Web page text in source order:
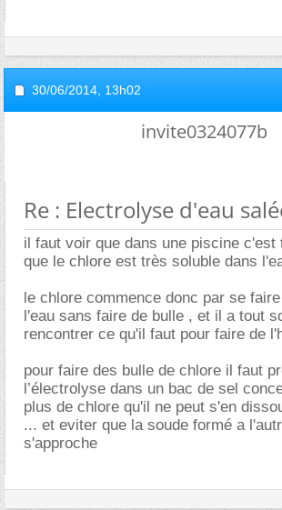
30/06/2014, 13h02
invite0324077b
Re : Electrolyse d'eau
il faut voir que dans une piscine c'est
que le chlore est très soluble dans
le chlore commence donc par se
l'eau sans faire de bulle , et il a tout
rencontrer ce qu'il faut pour faire de
pour faire des bulle de chlore il faut
l’électrolyse dans un bac de sel
plus de chlore qu'il ne peut s'en
... et eviter que la soude formé a
s'approche